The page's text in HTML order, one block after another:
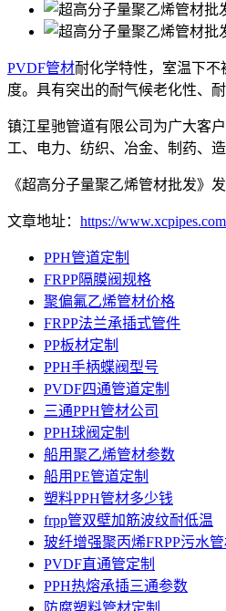
PVDF管材耐化学特性，室温下
度。具有突出的耐气候老化性、
镇江星驰管道有限公司为广大客
工、电力、纺织、冶金、制药、
《超高分子量聚乙烯管材批发》
文章地址： https://
PPH管道定制
FRPP隔膜阀规格
聚偏氟乙烯管材价格
FRPP法兰承插式管件
PP板材定制
PPH手柄蝶阀型号
PVDF四通管道定制
三通PPH管材公司
PPH球阀定制
船用聚乙烯管材参数
船用PE管道定制
塑料PPH管材多少钱
frpp管双壁加筋波纹耐低温
玻纤增强聚丙烯FRPP污水
PVDF直通管定制
PPH热熔承插三通参数
防腐塑料管材定制